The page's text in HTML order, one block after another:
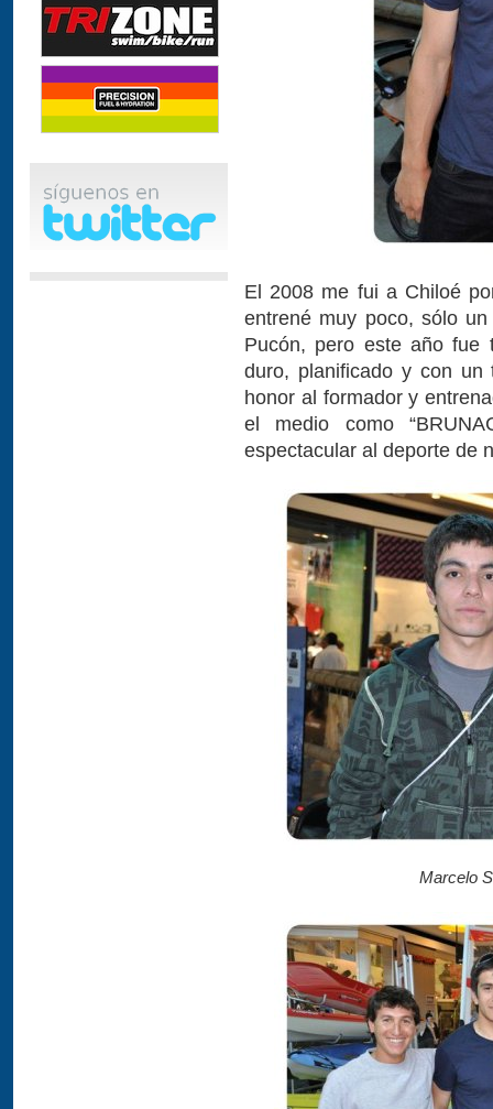
El 2008 me fui a Chiloé
entrené muy poco, sólo
Pucón, pero este año fue
duro, planificado y con un
honor al formador y
el medio como
espectacular al deporte de
Marcelo